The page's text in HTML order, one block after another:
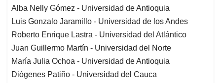
Alba Nelly Gómez - Universidad de Antioquia
Luis Gonzalo Jaramillo - Universidad de los Andes
Roberto Enrique Lastra - Universidad del Atlántico
Juan Guillermo Martín - Universidad del Norte
María Julia Ochoa - Universidad de Antioquia
Diógenes Patiño - Universidad del Cauca